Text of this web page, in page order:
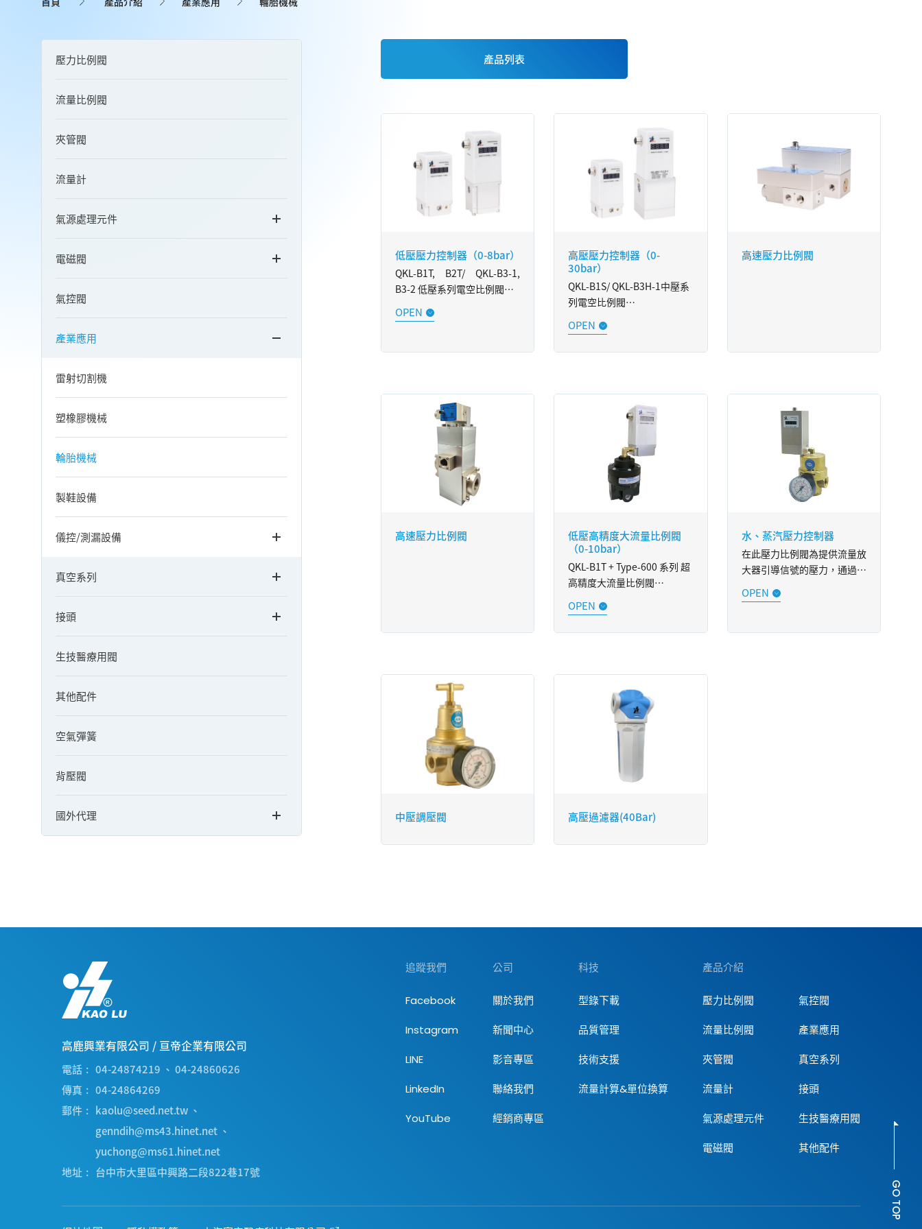
壓力比例閥
流量比例閥
夾管閥
流量計
氣源處理元件
電磁閥
氣控閥
產業應用
雷射切割機
塑橡膠機械
輪胎機械
製鞋設備
儀控/測漏設備
真空系列
接頭
生技醫療用閥
其他配件
空氣彈簧
背壓閥
國外代理
產品列表
低壓壓力控制器（0-8bar）
QKL-B1T, B2T/ QKL-B3-1,
B3-2 低壓系列電空比例閥
有著高精度、高分辨率、高流
加壓控制、張力控制、研磨壓
力值的產業上。
接受 0-10V、4-20mA 或
RS485 Modbus 信號控制。
以數位信號，實現對氣體壓力
的多段控制與監測。
高壓壓力控制器（0-
30bar）
QKL-B1S/ QKL-B3H-1中壓系
列電空比例閥
最大耐壓可達
34bar（493psi）控制範圍
L/min（212 scfm）等特色，
適合用運用在激光雷射切割
機、塑膠射出、輪胎機械..等
等，針對隨時需要精準穩定調
控壓力，與監控壓力值的產業
接受 0-10V、4-20mA 或
可定制壓力範圍，歡迎諮詢。
高速壓力比例閥
高速壓力比例閥
低壓高精度大流量比例閥
（0-10bar）
QKL-B1T + Type-600 系列 超
高精度大流量比例閥
最小移動量可達 0.01psi，最
大流量達 4200 L/min。適合
制壓力與兼顧流量等設備上。
1. QKL-B1T 壓力比例閥，以
數位信號，實現對氣體壓力的
多段控制與監測。可搭配流量
放大器來做引導壓力的信號。
閥，它可以當作是調壓閥或背
即可控制流量放大器的輸出壓
對於氣體或流體的限制，也能
滿足大流量及高解析度的需
求。
水、蒸汽壓力控制器
在此壓力比例閥為提供流量放
大器引導信號的壓力，通過控
控制流量放大器的輸出壓力。
導式壓力調壓閥，它可以是調
中壓調壓閥 高壓過濾器(40Bar)
高鹿興業有限公司 / 亘帝企業有限公司
電話 04-24874219 、 04-24860626
傳真
04-24864269
郵件
kaolu@seed.net.tw 、
genndih@ms43.hinet.net 、
yuchong@ms61.hinet.net
地址
台中市大里區中興路二段822巷17號
追蹤我們
Facebook
Instagram
LINE
LinkedIn
YouTube
公司
關於我們
新聞中心
影音專區
聯絡我們
經銷商專區
科技
型錄下載
品質管理
技術支援
流量計算&單位換算
產品介紹
壓力比例閥
流量比例閥
夾管閥
流量計
氣源處理元件
電磁閥
氣控閥
產業應用
真空系列
接頭
生技醫療用閥
其他配件
GO TOP